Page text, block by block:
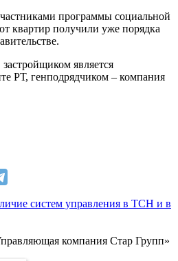
программы социальной
квартир получили уже порядка
является
РТ, генподрядчиком – компания
систем управления в ТСН и в
компания Стар Групп»